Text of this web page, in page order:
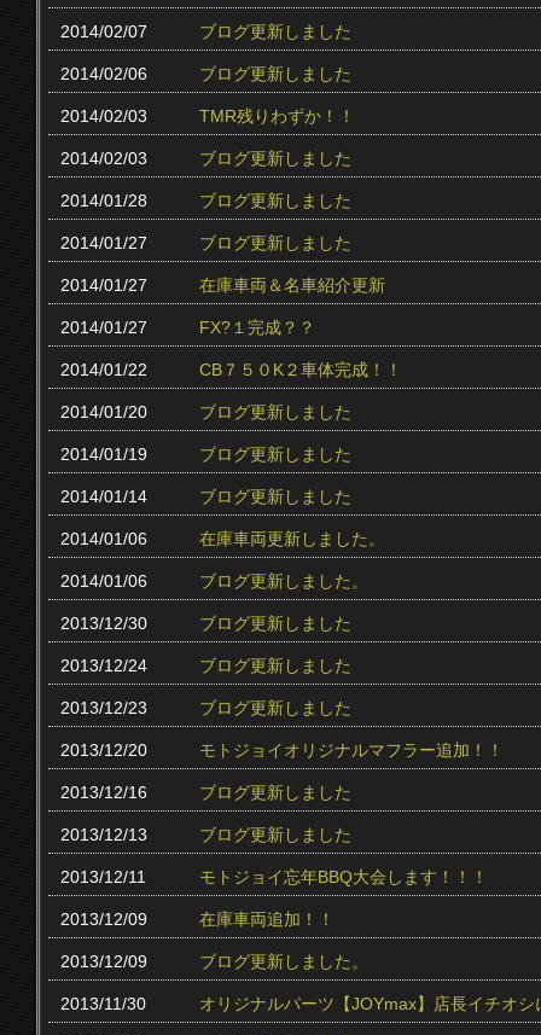
2014/02/07 ブログ更新しました
2014/02/06 ブログ更新しました
2014/02/03 TMR残りわずか！！
2014/02/03 ブログ更新しました
2014/01/28 ブログ更新しました
2014/01/27 ブログ更新しました
2014/01/27 在庫車両＆名車紹介更新
2014/01/27 FX?１完成？？
2014/01/22 CB７５０K２車体完成！！
2014/01/20 ブログ更新しました
2014/01/19 ブログ更新しました
2014/01/14 ブログ更新しました
2014/01/06 在庫車両更新しました。
2014/01/06 ブログ更新しました。
2013/12/30 ブログ更新しました
2013/12/24 ブログ更新しました
2013/12/23 ブログ更新しました
2013/12/20 モトジョイオリジナルマフラー追加！！
2013/12/16 ブログ更新しました
2013/12/13 ブログ更新しました
2013/12/11 モトジョイ忘年BBQ大会します！！！
2013/12/09 在庫車両追加！！
2013/12/09 ブログ更新しました。
2013/11/30 オリジナルパーツ【JOYmax】店長イチオ